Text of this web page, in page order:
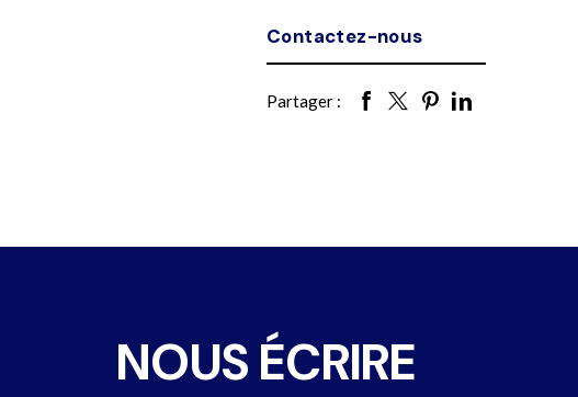
Contactez-nous
Partager :
NOUS ÉCRIRE